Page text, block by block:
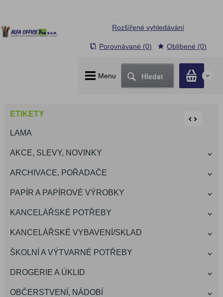
Menu Hledat 0
Rozšířené vyhledávání
Porovnávané (0) Oblíbené (0)
ETIKETY
LAMA
AKCE, SLEVY, NOVINKY
ARCHIVACE, POŘADAČE
PAPÍR A PAPÍROVÉ VÝROBKY
KANCELÁŘSKÉ POTŘEBY
KANCELÁŘSKÉ VYBAVENÍ/SKLAD
ŠKOLNÍ A VÝTVARNÉ POTŘEBY
DROGERIE A ÚKLID
OBČERSTVENÍ, NÁDOBÍ